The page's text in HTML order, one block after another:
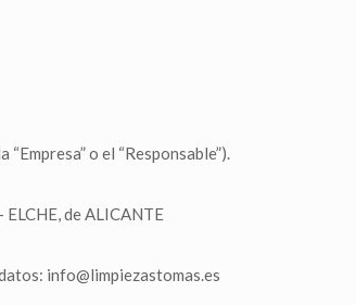
“Empresa” o el “Responsable”).
de ALICANTE
info@limpiezastomas.es